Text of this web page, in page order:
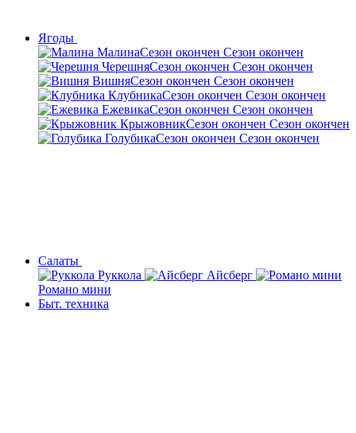
Ягоды
МалинаСезон окончен Сезон окончен
ЧерешняСезон окончен Сезон окончен
ВишняСезон окончен Сезон окончен
КлубникаСезон окончен Сезон окончен
ЕжевикаСезон окончен Сезон окончен
КрыжовникСезон окончен Сезон окончен
ГолубикаСезон окончен Сезон окончен
Салаты
Руккола
Айсберг
Романо мини
Быт. техника